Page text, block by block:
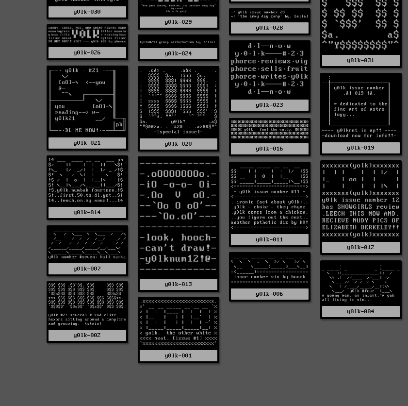
y0lk-031
y0lk-030
y0lk-029
y0lk-028
y0lk-026 y0lk-024
y0lk-023
y0lk-021 y0lk-020
y0lk-019
y0lk-016
y0lk-014
y0lk-013
y0lk-012
y0lk-011
y0lk-007
y0lk-006
y0lk-004
y0lk-002
y0lk-001